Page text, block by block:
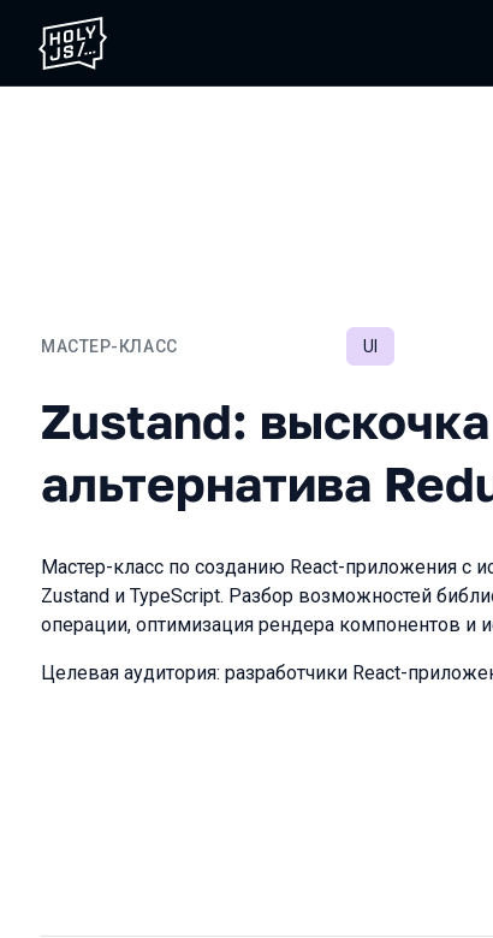
МАСТЕР-КЛАСС
Zustand: выскочка
UI
Zustand:
альтернатива
Мастер-класс по созданию React-приложения с
Zustand и TypeScript. Разбор возможностей
операции, оптимизация рендера компонентов и
Целевая аудитория: разработчики React-